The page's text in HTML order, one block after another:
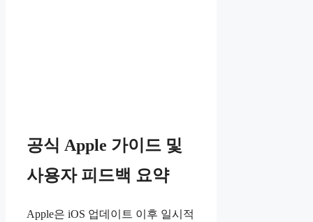
공식 Apple 가이드 및
사용자 피드백 요약
Apple은 iOS 업데이트 이후 일시적